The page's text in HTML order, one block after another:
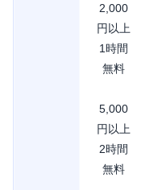
2,000
円以上
1時間
無料
5,000
円以上
2時間
無料